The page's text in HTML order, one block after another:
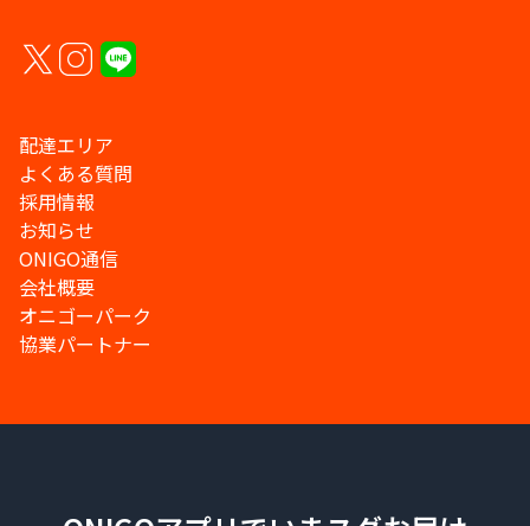
配達エリア
よくある質問
採用情報
お知らせ
ONIGO通信
会社概要
オニゴーパーク
協業パートナー